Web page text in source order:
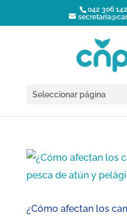
042 306
Seleccionar página
¿Cómo afectan los